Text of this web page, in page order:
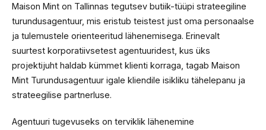
Maison Mint on Tallinnas tegutsev butiik-tüüpi strateegiline
turundusagentuur, mis eristub teistest just oma personaalse
ja tulemustele orienteeritud lähenemisega. Erinevalt
suurtest korporatiivsetest agentuuridest, kus üks
projektijuht haldab kümmet klienti korraga, tagab Maison
Mint Turundusagentuur igale kliendile isikliku tähelepanu ja
strateegilise partnerluse.
Agentuuri tugevuseks on terviklik lähenemine